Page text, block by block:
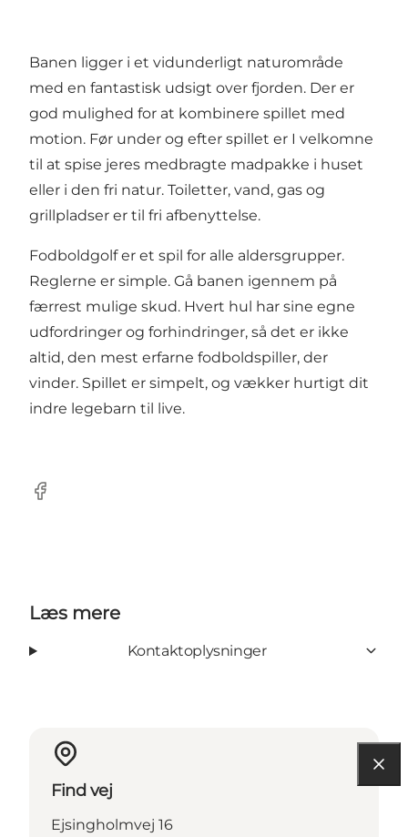
Banen ligger i et vidunderligt naturområde
med en fantastisk udsigt over fjorden. Der er
god mulighed for at kombinere spillet med
motion. Før under og efter spillet er I velkomne
til at spise jeres medbragte madpakke i huset
eller i den fri natur. Toiletter, vand, gas og
grillpladser er til fri afbenyttelse.
Fodboldgolf er et spil for alle aldersgrupper.
Reglerne er simple. Gå banen igennem på
færrest mulige skud. Hvert hul har sine egne
udfordringer og forhindringer, så det er ikke
altid, den mest erfarne fodboldspiller, der
vinder. Spillet er simpelt, og vækker hurtigt dit
indre legebarn til live.
Facebook
Læs mere
Kontaktoplysninger
Find vej
Ejsingholmvej 16